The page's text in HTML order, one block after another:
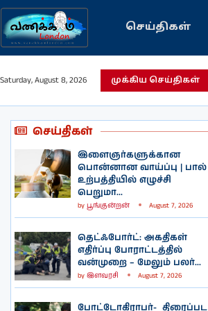
செய்திகள்
Saturday, August 8, 2026 முக்கிய செய்திகள்
செய்திகள்
இளைஞர்களுக்கான
பொன்னான வாய்ப்பு | பால்
உற்பத்தியில் எழுச்சி
பெறுமா...
by பூங்குன்றன் August 7, 2026
தெட்ஃபோர்ட்: அகதிகள்
எதிர்ப்பு போராட்டத்தில்
வன்முறை – மேலும் பலர்...
by இளவரசி August 7, 2026
போட்டோகிராபர்- ‌ திரைப்பட